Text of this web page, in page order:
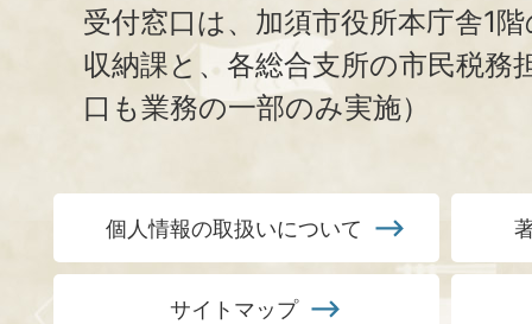
受付窓口は、加須市役所本庁舎1
収納課と、 各総合支所の市民税務
口も業務の一部のみ実施）
個人情報の取扱いについて
サイトマップ